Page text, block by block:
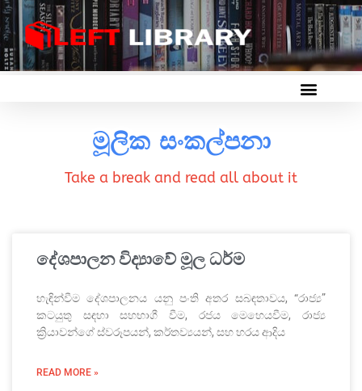
මූලික සංකල්පනා
Take a break and read all about it
දේශපාලන විද්‍යාවේ මූල ධර්ම
හැඳින්වීම දේශපාලනය යනු පංති අතර සබඳතාවය, “රාජ්‍ය”
කටයුතු සඳහා සහභාගී වීම, රජය මෙහෙයවීම, රාජ්‍ය
ක්‍රියාවන්ගේ ස්වරූපයන්, කර්තව්‍යයන්, සහ හරය ආදිය
READ MORE »